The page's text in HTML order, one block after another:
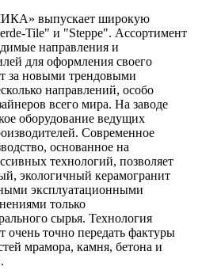
выпускает широкую
Tile" и "Steppe". Ассортимент
направления и
для оформления своего
за новыми трендовыми
направлений, особо
всего мира. На заводе
оборудование ведущих
Современное
основанное на
технологий, позволяет
экологичный керамогранит
эксплуатационными
только
сырья. Технология
очень точно передать фактуры
мрамора, камня, бетона и